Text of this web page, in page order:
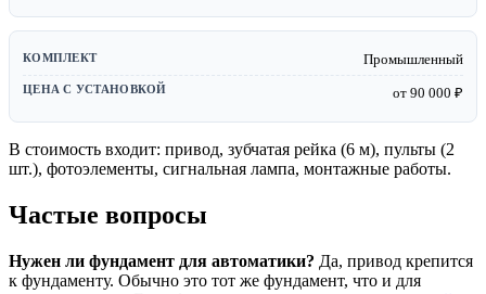
Промышленный
от 90 000 ₽
В стоимость входит: привод, зубчатая рейка (6 м), пульты (2
шт.), фотоэлементы, сигнальная лампа, монтажные работы.
Частые вопросы
Нужен ли фундамент для автоматики? Да, привод крепится
к фундаменту. Обычно это тот же фундамент, что и для